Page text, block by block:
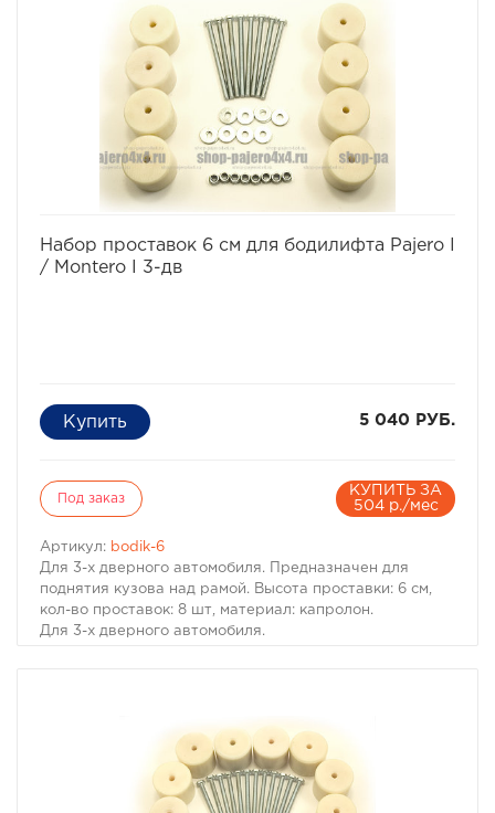
В комплект проставок для бодилифта L-200 с мая 2006
входят сами проставки, а также болты, гайки и шайбы
для крепления.
Характеристики Комплекта проставок для бодилифта
L-200 с мая 2006:
· Высота проставки: 6 см
· Кол-во проставок: 14 шт
· Материал: капролон
Набор проставок 6 см для бодилифта Pajero I
/ Montero I 3-дв
5 040 РУБ.
Под заказ
КУПИТЬ ЗА
504 р./мес
Артикул: bodik-6
Для 3-х дверного автомобиля. Предназначен для
поднятия кузова над рамой. Высота проставки: 6 см,
кол-во проставок: 8 шт, материал: капролон.
Для 3-х дверного автомобиля.
условиях офф-роуд.
В комплект проставок для бодилифта Pajero I / Montero
I входят сами проставки, а также болты, гайки и шайбы